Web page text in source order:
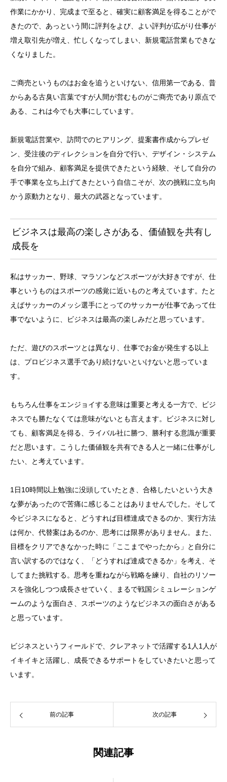
作業にかかり、完成まで至ると、確実に顧客満足を得ることがで
きたので、あっという間に評判をよび、よい評判が広がり仕事が
増え取引先が増え、忙しくなってしまい、新規電話営業もできな
くなりました。
ご商売というものはお金を追うといけない、信用第一である、昔
からある古臭い言葉ですが人間が営むものがご商売であり原点で
ある、これは今でも大事にしています。
新規電話営業や、訪問でのヒアリング、提案書作成からプレゼ
ン、受注後のディレクションを自分で行い、デザイン・システム
を自分で組み、顧客満足を提供できたという経験、そして自分の
手で事業を立ち上げてきたという自信こそが、次の挑戦に立ち向
かう原動力となり、最大の武器となっています。
ビジネスは最高の楽しさがある、価値観を共有し
成長を
私はサッカー、野球、マラソンなどスポーツが大好きですが、仕
事というものはスポーツの感覚に近いものと考えています。たと
えばサッカーのメッシ選手にとってのサッカーが仕事であって仕
事でないように、ビジネスは最高の楽しみだと思っています。
ただ、遊びのスポーツとは異なり、仕事でお金が発生する以上
は、プロビジネス選手であり続けないといけないと思っていま
す。
もちろん仕事をエンジョイする意味は重要と考える一方で、ビジ
ネスでも勝たなくては意味がないとも言えます。ビジネスに対し
ても、顧客満足を得る、ライバル社に勝つ、勝利する意識が重要
だと思います。こうした価値観を共有できる人と一緒に仕事がし
たい、と考えています。
1日10時間以上勉強に没頭していたとき、合格したいという大き
な夢があったので苦痛に感じることはありませんでした。そして
今ビジネスになると、どうすれば目標達成できるのか、実行方法
は何か、代替案はあるのか、思考には限界がありません。また、
目標をクリアできなかった時に「ここまでやったから」と自分に
言い訳するのではなく、「どうすれば達成できるか」を考え、そ
してまた挑戦する。思考を重ねながら戦略を練り、自社のリソー
スを強化しつつ成長させていく、まるで戦国シミュレーションゲ
ームのような面白さ、スポーツのようなビジネスの面白さがある
と思っています。
ビジネスというフィールドで、クレアネットで活躍する1人1人が
イキイキと活躍し、成長できるサポートをしていきたいと思って
います。
前の記事 次の記事
関連記事